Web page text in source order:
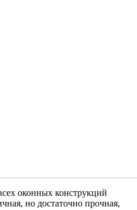
оконных конструкций
но достаточно прочная,